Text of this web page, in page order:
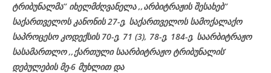
ტრიბუნალმა’’ იხელმძღვანელა ,,არბიტრაჟის შესახებ’’
საქართველოს კანონის 27-ე, საქართველოს სამოქალაქო
საპროცესო კოდექსის 70-ე, 71 (3), 78-ე, 184-ე, საარბიტრაჟო
სასამართლო ,,ქართული საარბიტრაჟო ტრიბუნალის’
დებულების მე-6 მუხლით და